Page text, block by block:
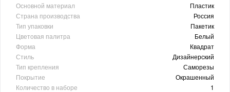
Основной материал
Пластик
Страна производства
Россия
Тип упаковки
Пакетик
Цветовая палитра
Белый
Форма
Квадрат
Стиль
Дизайнерский
Тип крепления
Саморезы
Покрытие
Окрашенный
Количество в наборе
1